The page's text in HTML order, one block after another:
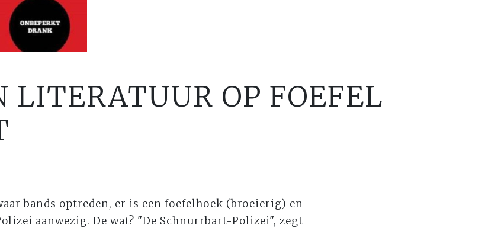
LITERATUUR OP FOEFEL
bands optreden, er is een foefelhoek (broeierig) en
aanwezig. De wat? "De Schnurrbart-Polizei", zegt